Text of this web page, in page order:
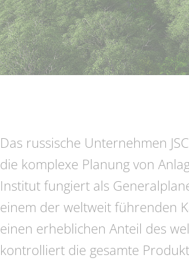
Das russische Unternehmen
die komplexe Planung von
Institut fungiert als
einem der weltweit führenden
einen erheblichen Anteil des
kontrolliert die gesamte